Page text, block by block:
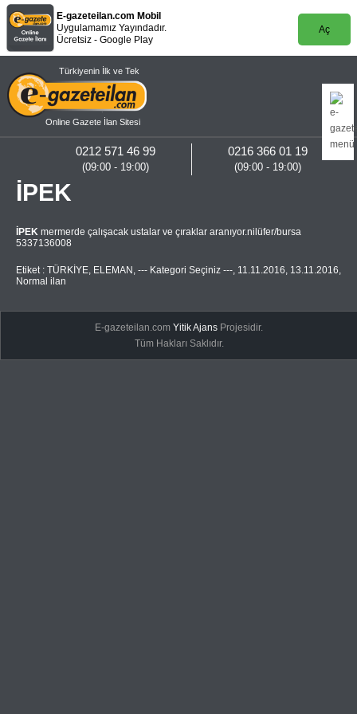
E-gazeteilan.com Mobil
Uygulamamız Yayındadır.
Ücretsiz - Google Play
Aç
Türkiyenin İlk ve Tek
Online Gazete İlan Sitesi
0216 366 01 19
(09:00 - 19:00)
0212 571 46 99
(09:00 - 19:00)
İPEK
İPEK mermerde çalışacak ustalar ve çıraklar aranıyor.nilüfer/bursa
5337136008
Etiket : TÜRKİYE, ELEMAN , --- Kategori Seçiniz ---, 11.11.2016, 13.11.2016,
Normal ilan
E-gazeteilan.comYitik Ajans Projesidir.
Tüm Hakları Saklıdır.